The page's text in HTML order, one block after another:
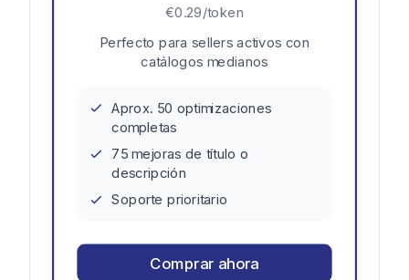
€0.29/token
Perfecto para sellers activos con
catálogos medianos
Aprox. 50 optimizaciones
completas
75 mejoras de título o
descripción
Soporte prioritario
Comprar ahora